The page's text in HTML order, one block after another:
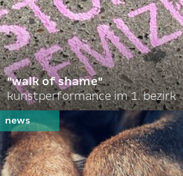
"walk of shame"
kunstperformance im 1. bezirk